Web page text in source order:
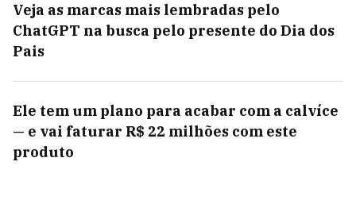
Veja as marcas mais lembradas pelo
ChatGPT na busca pelo presente do Dia dos
Pais
Ele tem um plano para acabar com a calvíce
— e vai faturar R$ 22 milhões com este
produto